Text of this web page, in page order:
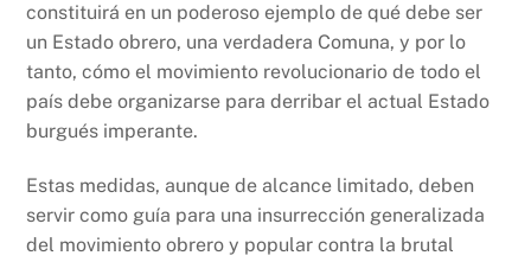
constituirá en un poderoso ejemplo de qué debe ser
un Estado obrero, una verdadera Comuna, y por lo
tanto, cómo el movimiento revolucionario de todo el
país debe organizarse para derribar el actual Estado
burgués imperante.
Estas medidas, aunque de alcance limitado, deben
servir como guía para una insurrección generalizada
del movimiento obrero y popular contra la brutal